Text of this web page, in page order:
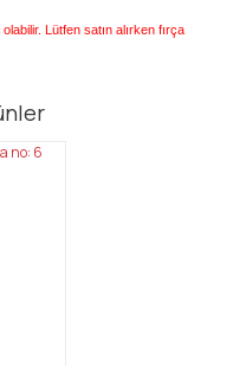
Lütfen satın alırken fırça
yapın!
ve diğer